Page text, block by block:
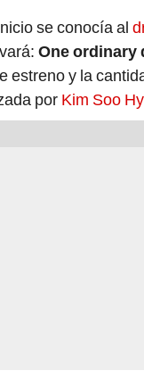
se conocía al
One ordinary
estreno y la
por Kim Soo